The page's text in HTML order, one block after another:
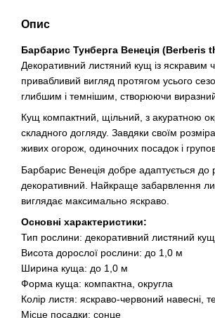
Опис
Барбарис Тунберга Венеція (Berberis
Декоративний листяний кущ із яскравим
привабливий вигляд протягом усього
глибшим і темнішим, створюючи
Кущ компактний, щільний, з акуратною
складного догляду. Завдяки своїм
живих огорож, одиночних посадок і
Барбарис Венеція добре адаптується до
декоративний. Найкраще забарвлення
виглядає максимально яскраво.
Основні характеристики:
Тип рослини: декоративний листяний кущ
Висота дорослої рослини: до 1,0 м
Ширина куща: до 1,0 м
Форма куща: компактна, округла
Колір листя: яскраво-червоний навесні,
Місце посадки: сонце